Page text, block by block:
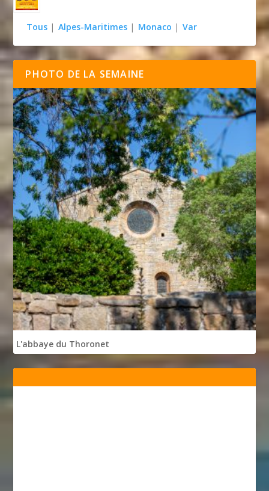
Tous | Alpes-Maritimes | Monaco | Var
PHOTO DE LA SEMAINE
L'abbaye du Thoronet